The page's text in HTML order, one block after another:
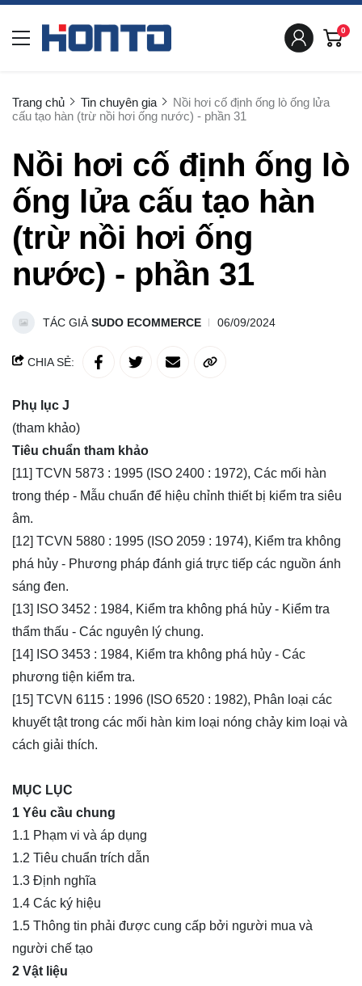
0
Trang chủ Tin chuyên gia
Nồi hơi cố định ống lò ống lửa
cấu tạo hàn (trừ nồi hơi ống nước) - phần 31
Nồi hơi cố định ống lò
ống lửa cấu tạo hàn
(trừ nồi hơi ống
nước) - phần 31
TÁC GIẢ SUDO ECOMMERCE 06/09/2024
CHIA SẺ:
Phụ lục J
(tham khảo)
Tiêu chuẩn tham khảo
[11] TCVN 5873 : 1995 (ISO 2400 : 1972), Các mối hàn
trong thép - Mẫu chuẩn để hiệu chỉnh thiết bị kiểm tra siêu
âm.
[12] TCVN 5880 : 1995 (ISO 2059 : 1974), Kiểm tra không
phá hủy - Phương pháp đánh giá trực tiếp các nguồn ánh
sáng đen.
[13] ISO 3452 : 1984, Kiểm tra không phá hủy - Kiểm tra
thẩm thấu - Các nguyên lý chung.
[14] ISO 3453 : 1984, Kiểm tra không phá hủy - Các
phương tiện kiểm tra.
[15] TCVN 6115 : 1996 (ISO 6520 : 1982), Phân loại các
khuyết tật trong các mối hàn kim loại nóng chảy kim loại và
cách giải thích.
MỤC LỤC
1 Yêu cầu chung
1.1 Phạm vi và áp dụng
1.2 Tiêu chuẩn trích dẫn
1.3 Định nghĩa
1.4 Các ký hiệu
1.5 Thông tin phải được cung cấp bởi người mua và
người chế tạo
2 Vật liệu